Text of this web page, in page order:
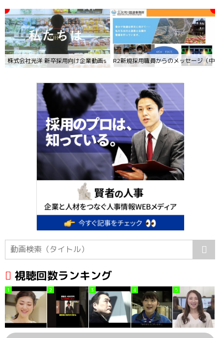
R2新規採用職員からのメッセージ（中
株式会社光洋 新卒採用向け企業動画s（KOHYO good time）
視聴回数ランキング
1 2 3 4 5